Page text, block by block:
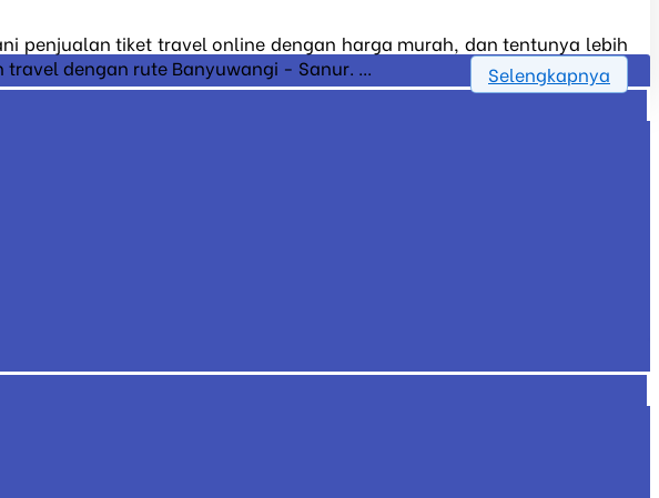
penjualan tiket travel online dengan harga murah, dan tentunya lebih
dengan rute Banyuwangi - Sanur. ...
Selengkapnya